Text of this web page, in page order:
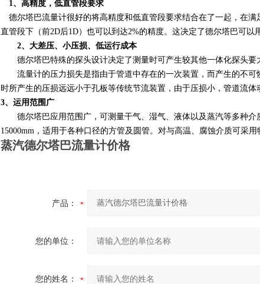
1、高精度，低直管段要求
德尔塔巴流量计很好的将高精度和低直管段要求结合在了一起，在
直管段下（前2D后1D）也可以到达2%的精度。这决定了德尔塔巴可以
2、大差压、小压损、低运行成本
德尔塔巴特殊的探头设计决定了测量时可产生较其他一体化探头要
流量计的压力损失是指由于管道中存在的一次装置，而产生的不可
时所产生的压损远远小于孔板等传统节流装置，由于压损小，管道流体
3、运用范围广
德尔塔巴应用范围广，可测量干气、湿气、液体以及蒸汽等多种
15000mm，适用于各种口径的方管及圆管。对与高温、腐蚀介质可采用
蒸汽德尔塔巴流量计价格
产品：
您的单位：
您的姓名：